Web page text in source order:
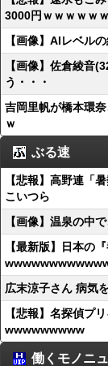
3000円ｗｗｗｗｗ
【画像】AIレベル
【画像】佐倉綾音
う・・・
吉岡里帆が橋本環
ｗ
ぶる速
【悲報】高野連「
こいつら
【画像】温泉の中
【最新版】日本の
広末涼子さん 病気
【悲報】名探偵プ
wwwwwwwww
働くモノニ